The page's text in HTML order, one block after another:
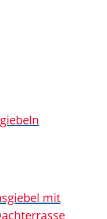
mit